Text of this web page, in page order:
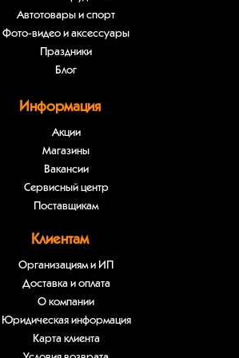
Автотовары и спорт
Фото-видео и аксессуары
Праздники
Блог
Информация
Акции
Магазины
Вакансии
Сервисный центр
Поставщикам
Клиентам
Организациям и ИП
Доставка и оплата
О компании
Юридическая информация
Карта клиента